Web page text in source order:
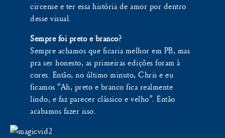
circense e ter essa história de amor por dentro
desse visual.
Sempre foi preto e branco?
Sempre achamos que ficaria melhor em PB, mas
pra ser honesto, as primeiras edições foram à
cores. Então, no último minuto, Chris e eu
ficamos “Ah, preto e branco fica realmente
lindo, e faz parecer clássico e velho”. Então
acabamos fazer isso.